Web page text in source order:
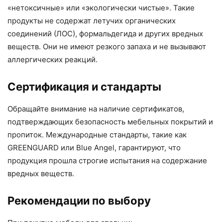
«нетоксичные» или «экологически чистые». Такие
продукты не содержат летучих органических
соединений (ЛОС), формальдегида и других вредных
веществ. Они не имеют резкого запаха и не вызывают
аллергических реакций.
Сертификация и стандарты
Обращайте внимание на наличие сертификатов,
подтверждающих безопасность мебельных покрытий и
пропиток. Международные стандарты, такие как
GREENGUARD или Blue Angel, гарантируют, что
продукция прошла строгие испытания на содержание
вредных веществ.
Рекомендации по выбору